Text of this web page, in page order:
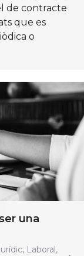
de contracte
que es
o
una
, Laboral,